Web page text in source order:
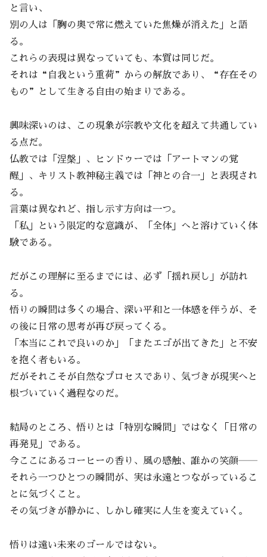
と言い、
別の人は「胸の奥で常に燃えていた焦燥が消えた」と語
る。
これらの表現は異なっていても、本質は同じだ。
それは“自我という重荷”からの解放であり、“存在その
もの”として生きる自由の始まりである。
興味深いのは、この現象が宗教や文化を超えて共通してい
る点だ。
仏教では「涅槃」、ヒンドゥーでは「アートマンの覚
醒」、キリスト教神秘主義では「神との合一」と表現され
る。
言葉は異なれど、指し示す方向は一つ。
「私」という限定的な意識が、「全体」へと溶けていく体
験である。
だがこの理解に至るまでには、必ず「揺れ戻し」が訪れ
る。
悟りの瞬間は多くの場合、深い平和と一体感を伴うが、そ
の後に日常の思考が再び戻ってくる。
「本当にこれで良いのか」「またエゴが出てきた」と不安
を抱く者もいる。
だがそれこそが自然なプロセスであり、気づきが現実へと
根づいていく過程なのだ。
結局のところ、悟りとは「特別な瞬間」ではなく「日常の
再発見」である。
今ここにあるコーヒーの香り、風の感触、誰かの笑顔――
それら一つひとつの瞬間が、実は永遠とつながっているこ
とに気づくこと。
その気づきが静かに、しかし確実に人生を変えていく。
悟りは遠い未来のゴールではない。